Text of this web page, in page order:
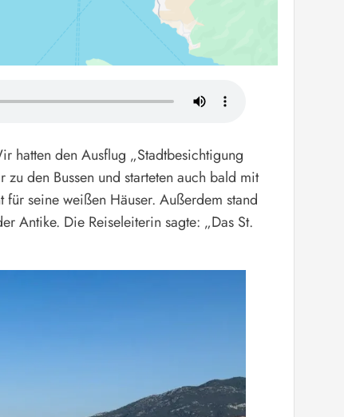
hatten den Ausflug „Stadtbesichtigung
den Bussen und starteten auch bald mit
seine weißen Häuser. Außerdem stand
Antike. Die Reiseleiterin sagte: „Das St.